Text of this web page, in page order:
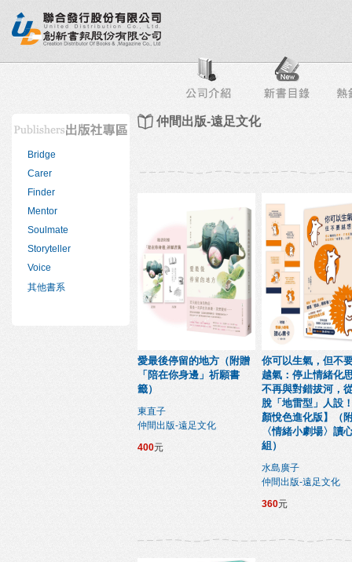
榜 出版社專區 書店專區 目錄下載 會員服務
Bridge
Carer
Finder
Mentor
Soulmate
Storyteller
Voice
其他書系
仲間出版-遠足文化
愛最後停留的地方（附贈
「陪在你身邊」祈願書
籤）
東直子
仲間出版-遠足文化
400元
你可以生氣，但不
越氣：停止情緒化
不再與對錯拔河，
脫「地雷型」人設
顏悅色進化版】（
〈情緒小劇場〉讀
組）
水島廣子
仲間出版-遠足文化
360元